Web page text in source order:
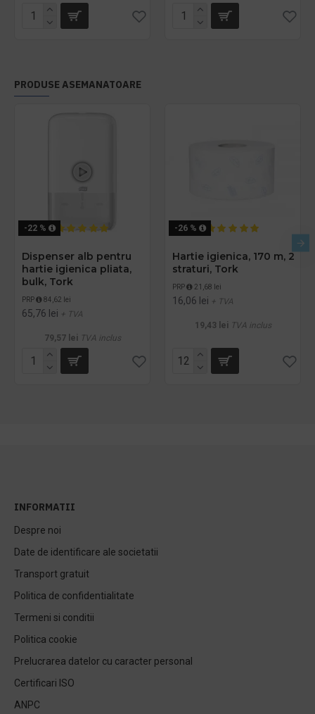
PRODUSE ASEMANATOARE
-22 %
Dispenser alb pentru
hartie igienica pliata,
bulk, Tork
PRP 84,62 lei
65,76 lei + TVA
79,57 lei TVA inclus
-26 %
Hartie igienica, 170 m, 2
straturi, Tork
PRP 21,68 lei
16,06 lei + TVA
19,43 lei TVA inclus
INFORMATII
Despre noi
Date de identificare ale societatii
Transport gratuit
Politica de confidentialitate
Termeni si conditii
Politica cookie
Prelucrarea datelor cu caracter personal
Certificari ISO
ANPC